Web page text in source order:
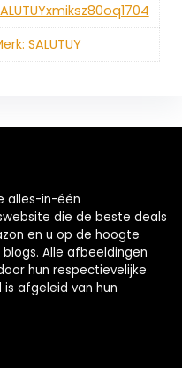
SALUTUY
alles-in-één
die de beste deals
en u op de hoogte
Alle afbeeldingen
hun respectievelijke
afgeleid van hun